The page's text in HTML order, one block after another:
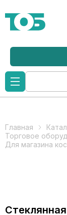
Главная
Торговое
Для магазина